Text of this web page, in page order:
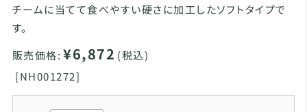
チームに当てて食べやすい硬さに加工したソフトタイプで
す。
販売価格: ¥6,872 (税込)
[NH001272]